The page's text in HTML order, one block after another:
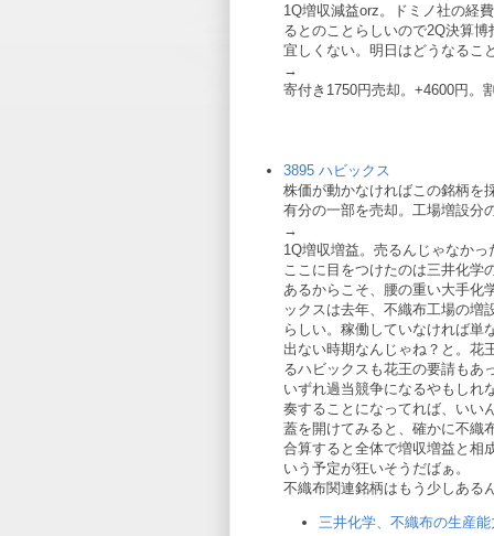
1Q増収減益orz。ドミノ社の経
るとのことらしいので2Q決算
宜しくない。明日はどうなるこ
→
寄付き1750円売却。+4600円。
3895 ハビックス
株価が動かなければこの銘柄を
有分の一部を売却。工場増設分
→
1Q増収増益。売るんじゃなかっ
ここに目をつけたのは三井化学
あるからこそ、腰の重い大手化
ックスは去年、不織布工場の増
らしい。稼働していなければ単
出ない時期なんじゃね？と。花
るハビックスも花王の要請もあ
いずれ過当競争になるやもしれ
奏することになってれば、いい
蓋を開けてみると、確かに不織
合算すると全体で増収増益と相
いう予定が狂いそうだばぁ。
不織布関連銘柄はもう少しある
三井化学、不織布の生